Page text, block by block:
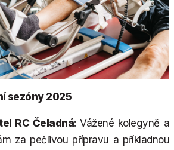
sezóny 2025
RC Čeladná: Vážené kolegyně a
za pečlivou přípravu a příkladnou